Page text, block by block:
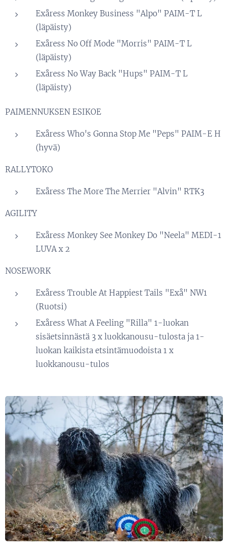
Exåress Monkey Business "Alpo" PAIM-T L
(läpäisty)
Exåress No Off Mode "Morris" PAIM-T L
(läpäisty)
Exåress No Way Back "Hups" PAIM-T L
(läpäisty)
PAIMENNUKSEN ESIKOE
Exåress Who's Gonna Stop Me "Peps" PAIM-E H
(hyvä)
RALLYTOKO
Exåress The More The Merrier "Alvin" RTK3
AGILITY
Exåress Monkey See Monkey Do "Neela" MEDI-1
LUVA x 2
NOSEWORK
Exåress Trouble At Happiest Tails "Exå" NW1
(Ruotsi)
Exåress What A Feeling "Rilla" 1-luokan
sisäetsinnästä 3 x luokkanousu-tulosta ja 1-
luokan kaikista etsintämuodoista 1 x
luokkanousu-tulos